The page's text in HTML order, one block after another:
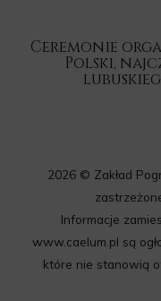
Ceremonie
Polski,
2026 © Zakład
Informacje
www.caelum.pl są
które nie stanowią